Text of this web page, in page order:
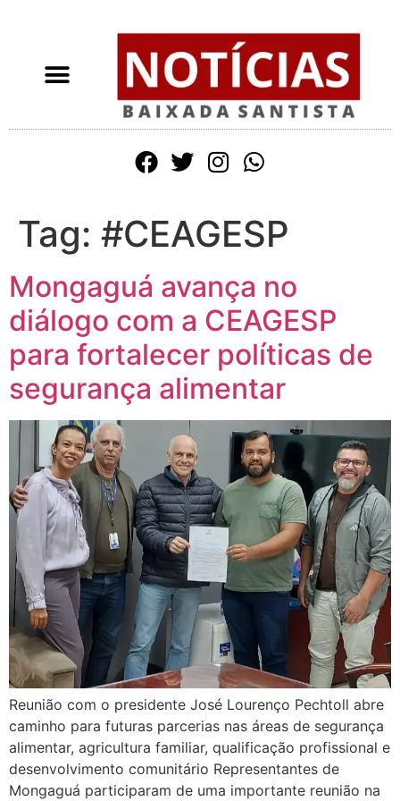
Tag: #CEAGESP
Mongaguá avança no
diálogo com a CEAGESP
para fortalecer políticas de
segurança alimentar
Reunião com o presidente José Lourenço Pechtoll abre
caminho para futuras parcerias nas áreas de segurança
alimentar, agricultura familiar, qualificação profissional e
desenvolvimento comunitário Representantes de
Mongaguá participaram de uma importante reunião na